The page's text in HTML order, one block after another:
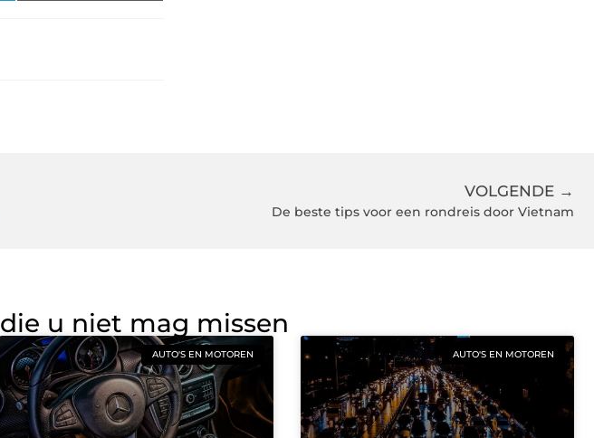
VOLGENDE →
De beste tips voor een rondreis door Vietnam
die u niet mag missen
AUTO'S EN MOTOREN AUTO'S EN MOTOREN